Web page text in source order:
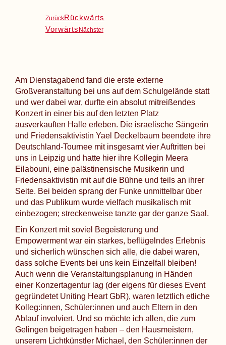
ZurückRückwärts
Vorwärts Nächster
Am Dienstagabend fand die erste externe
Großveranstaltung bei uns auf dem Schulgelände statt
und wer dabei war, durfte ein absolut mitreißendes
Konzert in einer bis auf den letzten Platz
ausverkauften Halle erleben. Die israelische Sängerin
und Friedensaktivistin Yael Deckelbaum beendete ihre
Deutschland-Tournee mit insgesamt vier Auftritten bei
uns in Leipzig und hatte hier ihre Kollegin Meera
Eilabouni, eine palästinensische Musikerin und
Friedensaktivistin mit auf die Bühne und teils an ihrer
Seite. Bei beiden sprang der Funke unmittelbar über
und das Publikum wurde vielfach musikalisch mit
einbezogen; streckenweise tanzte gar der ganze Saal.
Ein Konzert mit soviel Begeisterung und
Empowerment war ein starkes, beflügelndes Erlebnis
und sicherlich wünschen sich alle, die dabei waren,
dass solche Events bei uns kein Einzelfall bleiben!
Auch wenn die Veranstaltungsplanung in Händen
einer Konzertagentur lag (der eigens für dieses Event
gegründetet Uniting Heart GbR), waren letztlich etliche
Kolleg:innen, Schüler:innen und auch Eltern in den
Ablauf involviert. Und so möchte ich allen, die zum
Gelingen beigetragen haben – den Hausmeistern,
unserem Lichtkünstler Michael, den Schüler:innen der